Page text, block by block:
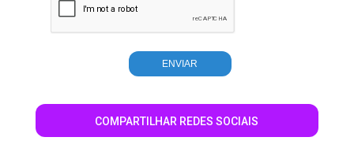
COMPARTILHAR REDES SOCIAIS